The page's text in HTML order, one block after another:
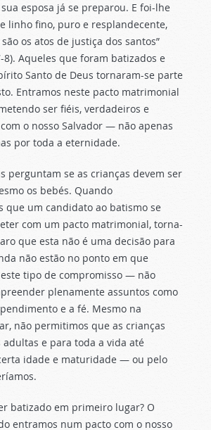
esposa já se preparou. E foi-lhe
linho fino, puro e resplandecente,
os atos de justiça dos santos”
8). Aqueles que foram batizados e
Santo de Deus tornaram-se parte
Entramos neste pacto matrimonial
ser fiéis, verdadeiros e
o nosso Salvador — não apenas
por toda a eternidade.
perguntam se as crianças devem ser
os bebés. Quando
que um candidato ao batismo se
com um pacto matrimonial, torna-
que esta não é uma decisão para
não estão no ponto em que
tipo de compromisso — não
plenamente assuntos como
e a fé. Mesmo na
não permitimos que as crianças
adultas e para toda a vida até
idade e maturidade — ou pelo
batizado em primeiro lugar? O
entramos num pacto com o nosso